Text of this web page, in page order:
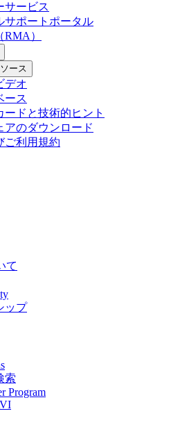
サービス
サポートポータル
）
ース
デオ
ース
ードと技術的ヒント
アのダウンロード
ご利用規約
て
ップ
索
Program